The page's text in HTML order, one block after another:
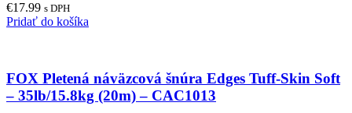
€17.99 s DPH
Pridať do košíka
FOX Pletená náväzcová šnúra Edges Tuff-Skin Soft
– 35lb/15.8kg (20m) – CAC1013